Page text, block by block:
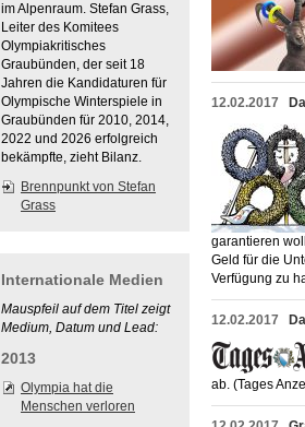
im Alpenraum. Stefan Grass,
Leiter des Komitees
Olympiakritisches
Graubünden, der seit 18
Jahren die Kandidaturen für
Olympische Winterspiele in
Graubünden für 2010, 2014,
2022 und 2026 erfolgreich
bekämpfte, zieht Bilanz.
Brennpunkt von Stefan
Grass
Internationale Medien
Mauspfeil auf dem Titel zeigt
Medium, Datum und Lead:
2013
Olympia hat die
Menschen verloren
12.02.2017
garantieren
Geld für die
Verfügung zu
12.02.2017
ab. (Tages